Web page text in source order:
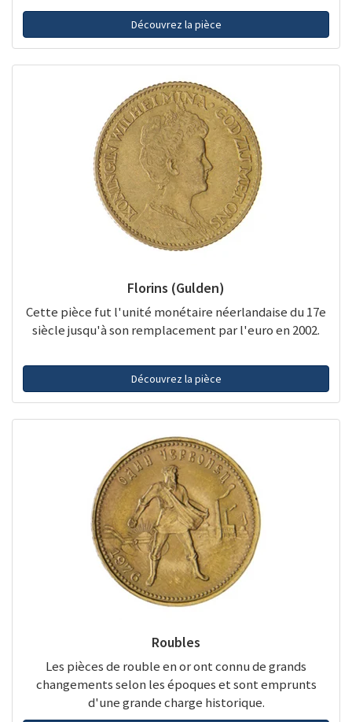
Découvrez la pièce
Florins (Gulden)
Cette pièce fut l'unité monétaire néerlandaise du 17e
siècle jusqu'à son remplacement par l'euro en 2002.
Découvrez la pièce
Roubles
Les pièces de rouble en or ont connu de grands
changements selon les époques et sont emprunts
d'une grande charge historique.